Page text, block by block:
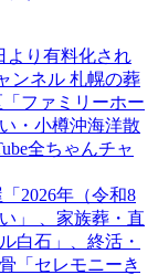
より有料化され
ンネル 札幌の葬
ファミリーホー
・小樽沖海洋散
全ちゃんチャ
2026年（令和8
」 、家族葬・直
白石」、終活・
「セレモニーき